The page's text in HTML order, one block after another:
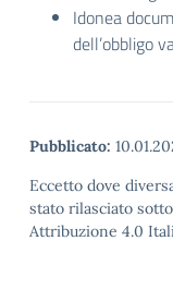
Idonea
dell’obbligo
Pubblicato:
Eccetto dove
stato rilasciato
Attribuzione 4.0